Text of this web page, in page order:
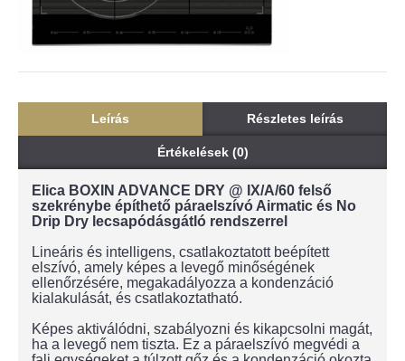
Leírás Részletes leírás
Értékelések (0)
Elica BOXIN ADVANCE DRY @ IX/A/60 felső
szekrénybe építhető páraelszívó Airmatic és No
Drip Dry lecsapódásgátló rendszerrel
Lineáris és intelligens, csatlakoztatott beépített
elszívó, amely képes a levegő minőségének
ellenőrzésére, megakadályozza a kondenzáció
kialakulását, és csatlakoztatható.
Képes aktiválódni, szabályozni és kikapcsolni magát,
ha a levegő nem tiszta. Ez a páraelszívó megvédi a